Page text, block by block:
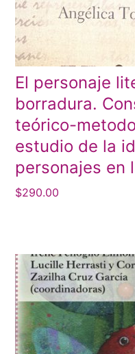
El personaje
borradura.
teórico-
estudio de la
personajes en
$290.00